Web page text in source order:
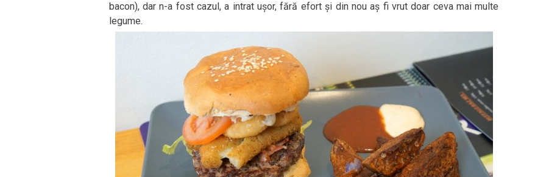
bacon), dar n-a fost cazul, a intrat ușor, fără efort și din nou aș fi vrut doar ceva mai multe
legume.